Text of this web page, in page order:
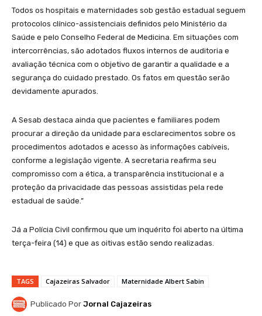
Todos os hospitais e maternidades sob gestão estadual seguem
protocolos clínico-assistenciais definidos pelo Ministério da
Saúde e pelo Conselho Federal de Medicina. Em situações com
intercorrências, são adotados fluxos internos de auditoria e
avaliação técnica com o objetivo de garantir a qualidade e a
segurança do cuidado prestado. Os fatos em questão serão
devidamente apurados.
A Sesab destaca ainda que pacientes e familiares podem
procurar a direção da unidade para esclarecimentos sobre os
procedimentos adotados e acesso às informações cabíveis,
conforme a legislação vigente. A secretaria reafirma seu
compromisso com a ética, a transparência institucional e a
proteção da privacidade das pessoas assistidas pela rede
estadual de saúde.”
Já a Polícia Civil confirmou que um inquérito foi aberto na última
terça-feira (14) e que as oitivas estão sendo realizadas.
TAGS Cajazeiras Salvador Maternidade Albert Sabin
Publicado Por Jornal Cajazeiras